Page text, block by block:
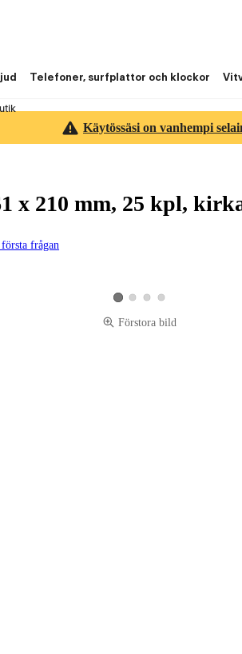
Telefoner, surfplattor och klockor
Käytössäsi on vanhempi
x 210 mm, 25 kpl,
frågan
Visa produktbild 1
Visa produktbild 2
Visa produktbild 3
Visa produktbild 4
Förstora bild